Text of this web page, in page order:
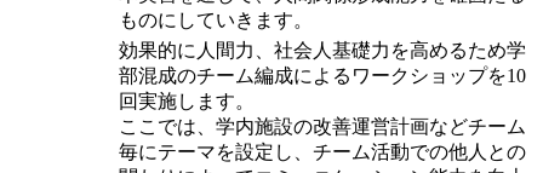
ものにしていきます。
効果的に人間力、社会人基礎力を高めるため学
部混成のチーム編成によるワークショップを10
回実施します。
ここでは、学内施設の改善運営計画などチーム
毎にテーマを設定し、チーム活動での他人との